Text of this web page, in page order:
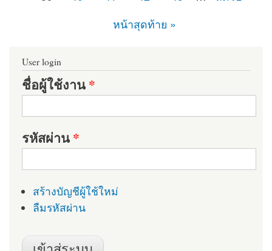
หน้าสุดท้าย »
User login
ชื่อผู้ใช้งาน*
รหัสผ่าน*
สร้างบัญชีผู้ใช้ใหม่
ลืมรหัสผ่าน